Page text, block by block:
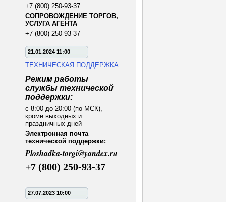
+7 (800) 250-93-37
СОПРОВОЖДЕНИЕ ТОРГОВ,
УСЛУГА АГЕНТА
+7 (800) 250-93-37
21.01.2024 11:00
ТЕХНИЧЕСКАЯ ПОДДЕРЖКА
Режим работы
службы технической
поддержки:
с 8:00 до 20:00 (по МСК),
кроме выходных и
праздничных дней
Электронная почта
технической поддержки:
Ploshadka-torgi@yandex.ru
+7 (800) 250-93-37
27.07.2023 10:00